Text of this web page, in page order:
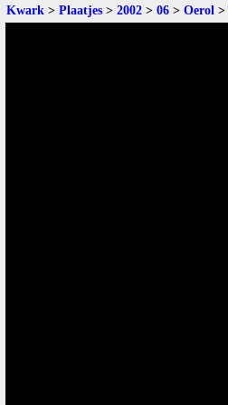
Kwark > Plaatjes > 2002 > 06 > Oerol >